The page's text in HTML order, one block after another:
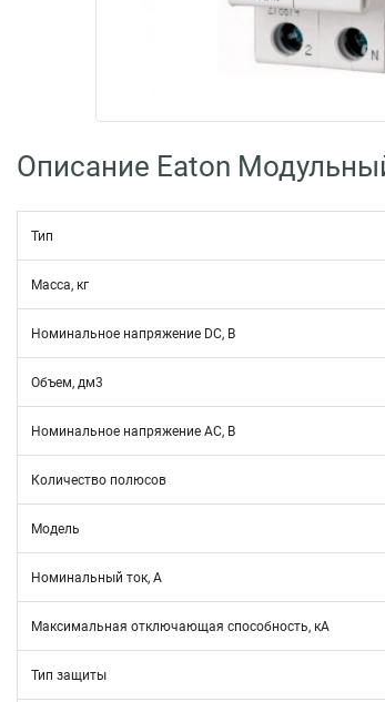
Описание Eaton
Тип
Масса, кг
Номинальное напряжение DC, В
Объем, дм3
Номинальное напряжение АС, В
Количество полюсов
Модель
Номинальный ток, А
Максимальная отключающая способность, кА
Тип защиты